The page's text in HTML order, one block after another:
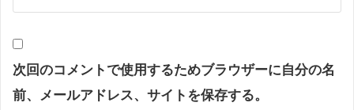
次回のコメントで使用するためブラウザーに自分の名
前、メールアドレス、サイトを保存する。